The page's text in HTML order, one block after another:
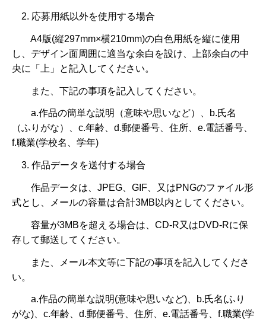
2. 応募用紙以外を使用する場合
A4版(縦297mm×横210mm)の白色用紙を縦に使用
し、デザイン面周囲に適当な余白を設け、上部余白の中
央に「上」と記入してください。
また、下記の事項を記入してください。
a.作品の簡単な説明（意味や思いなど）、b.氏名
（ふりがな）、c.年齢、d.郵便番号、住所、e.電話番号、
f.職業(学校名、学年)
3. 作品データを送付する場合
作品データは、JPEG、GIF、又はPNGのファイル形
式とし、メールの容量は合計3MB以内としてください。
容量が3MBを超える場合は、CD-R又はDVD-Rに保
存して郵送してください。
また、メール本文等に下記の事項を記入してくださ
い。
a.作品の簡単な説明(意味や思いなど)、b.氏名(ふり
がな)、c.年齢、d.郵便番号、住所、e.電話番号、f.職業(学